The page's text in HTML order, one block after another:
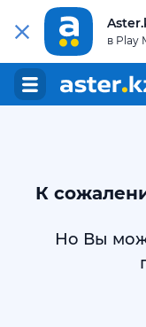
в Play
К
Но Вы